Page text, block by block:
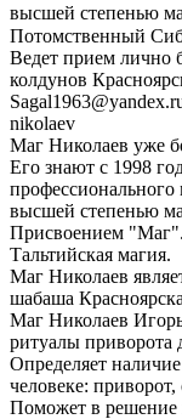
высшей степенью
Потомственный
Ведет прием лично
колдунов
nikolaev
Маг Николаев уже
Его знают с 1998
профессионального
высшей степенью
Присвоением
Тальтийская магия.
Маг Николаев
шабаша
Маг Николаев
ритуалы приворота
Определяет
человеке: приворот,
Поможет в решение